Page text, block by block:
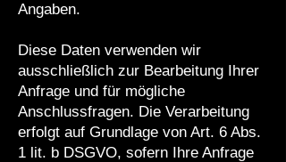
Angaben.
Diese Daten verwenden wir
ausschließlich zur Bearbeitung Ihrer
Anfrage und für mögliche
Anschlussfragen. Die Verarbeitung
erfolgt auf Grundlage von Art. 6 Abs.
1 lit. b DSGVO, sofern Ihre Anfrage